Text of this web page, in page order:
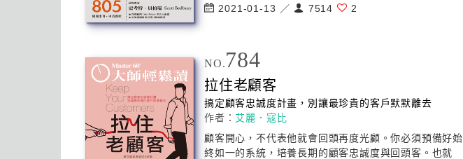
2021-01-13 ／ 7514 2
NO.784
拉住老顧客
搞定顧客忠誠度計畫，別讓最珍貴的客戶默默離去
作者：艾麗．寇比
顧客開心，不代表他就會回頭再度光顧。你必須預備好始
終如一的系統，培養長期的顧客忠誠度與回頭客。也就